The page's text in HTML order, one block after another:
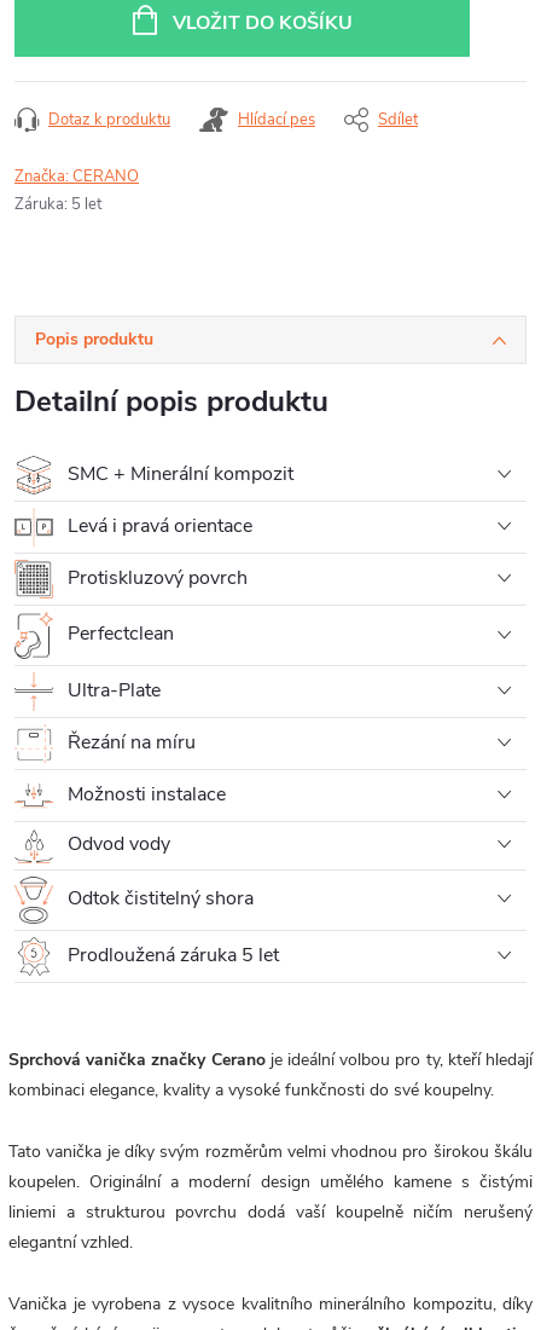
VLOŽIT DO KOŠÍKU
Dotaz k produktu Hlídací pes Sdílet
Značka:CERANO
Záruka: 5 let
Popis produktu
Detailní popis produktu
SMC + Minerální kompozit
Levá i pravá orientace
Protiskluzový povrch
Perfectclean
Ultra-Plate
Řezání na míru
Možnosti instalace
Odvod vody
Odtok čistitelný shora
Prodloužená záruka 5 let
Sprchová vanička značky Cerano je ideální volbou pro ty, kteří hledají
kombinaci elegance, kvality a vysoké funkčnosti do své koupelny.
Tato vanička je díky svým rozměrům velmi vhodnou pro širokou škálu
koupelen. Originální a moderní design umělého kamene s čistými
liniemi a strukturou povrchu dodá vaší koupelně ničím nerušený
elegantní vzhled.
Vanička je vyrobena z vysoce kvalitního minerálního kompozitu, díky